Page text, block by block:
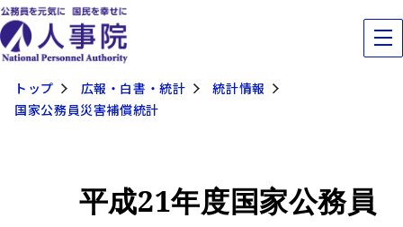
トップ 広報・白書・統計
統計情報
国家公務員災害補償統計
平成21年度国家公務員